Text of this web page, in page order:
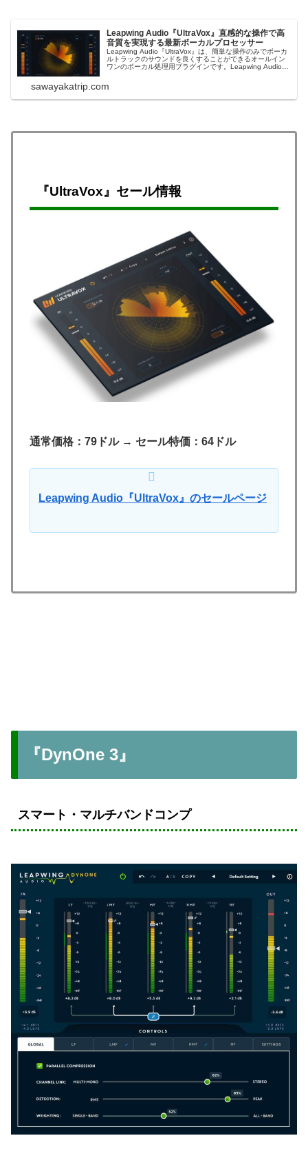
Leapwing Audio『UltraVox』直感的な操作で高
音質を実現する最新ボーカルプロセッサー
Leapwing Audio『UltraVox』は、簡単な操作のみでボーカ
ルトラックのサウンドを良くすることができるオールイン
ワンのボーカル処理用プラグインです。Leapwing Audio
sawayakatrip.com
『UltraVox』 セール情報
通常価格：79ドル→ セール特価：64ドル
Leapwing Audio『UltraVox』のセールページ
『DynOne 3』
スマート・マルチバンドコンプ